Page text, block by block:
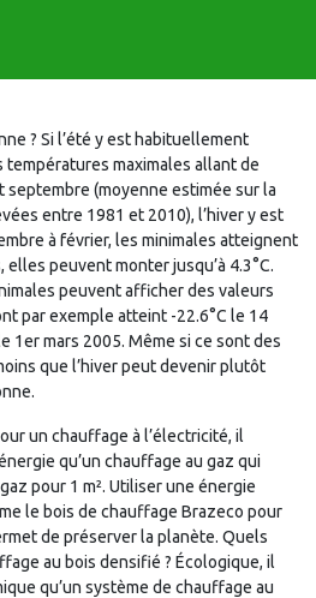
? Si l’été y est habituellement
températures maximales allant de
septembre (moyenne estimée sur la
entre 1981 et 2010), l’hiver y est
à février, les minimales atteignent
elles peuvent monter jusqu’à 4.3°C.
peuvent afficher des valeurs
par exemple atteint -22.6°C le 14
1er mars 2005. Même si ce sont des
que l’hiver peut devenir plutôt
un chauffage à l’électricité, il
qu’un chauffage au gaz qui
pour 1 m². Utiliser une énergie
le bois de chauffage Brazeco pour
de préserver la planète. Quels
au bois densifié ? Écologique, il
qu’un système de chauffage au